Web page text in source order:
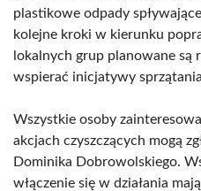
plastikowe odpady
kolejne kroki w kierunku
lokalnych grup planowane są
wspierać inicjatywy
Wszystkie osoby
akcjach czyszczących mogą
Dominika Dobrowolskiego.
włączenie się w działania